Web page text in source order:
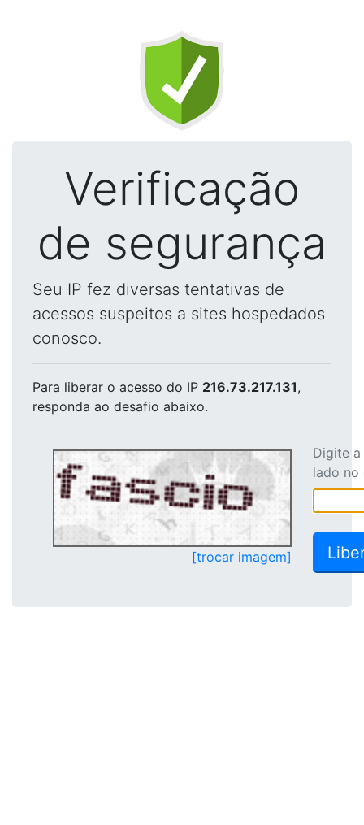
Verificação
de segurança
Seu IP fez diversas tentativas de
acessos suspeitos a sites hospedados
conosco.
Para liberar o acesso do IP 216.73.217.131,
responda ao desafio abaixo.
[trocar imagem]
Digite
lado no